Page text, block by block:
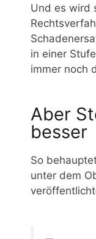
Und es wird
in einer
immer noch
Aber
besser
So
unter dem